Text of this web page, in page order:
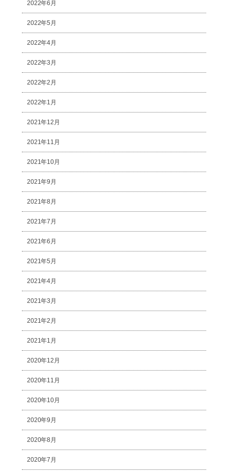
2022年6月
2022年5月
2022年4月
2022年3月
2022年2月
2022年1月
2021年12月
2021年11月
2021年10月
2021年9月
2021年8月
2021年7月
2021年6月
2021年5月
2021年4月
2021年3月
2021年2月
2021年1月
2020年12月
2020年11月
2020年10月
2020年9月
2020年8月
2020年7月